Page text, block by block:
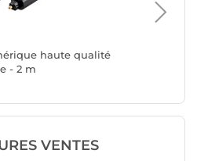
haute qualité
- 2 m
VENTES